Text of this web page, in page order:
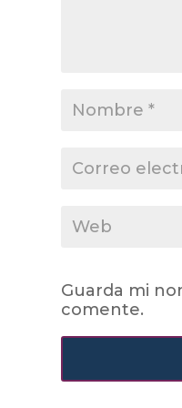
Guarda mi
comente.